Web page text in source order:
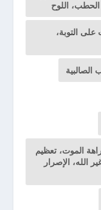
الحطب، اللوح
على التوبة،
الصالبية
الموت، تعظيم
الله، الإصرار